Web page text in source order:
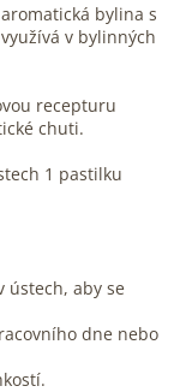
bylina s
v bylinných
recepturu
chuti.
1 pastilku
ústech, aby se
dne nebo